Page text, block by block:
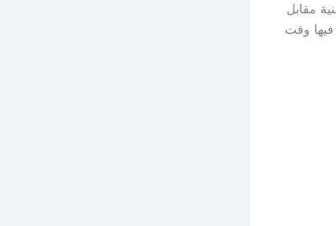
مقابل
فيها وقت